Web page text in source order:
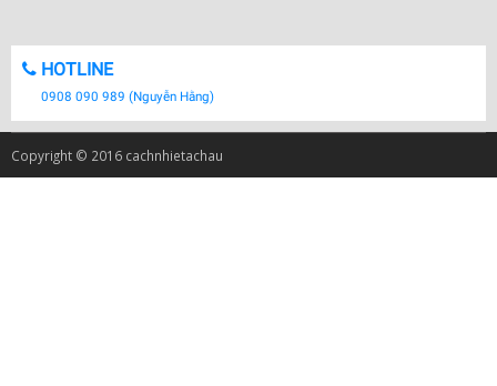
HOTLINE
0908 090 989 (Nguyễn Hằng)
Copyright © 2016 cachnhietachau